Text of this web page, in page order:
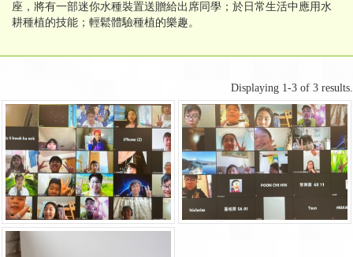
座，將有一部迷你水種裝置送贈給出席同學；於日常生活中應用水
耕種植的技能；輕鬆體驗種植的樂趣。
Displaying 1-3 of 3 results.